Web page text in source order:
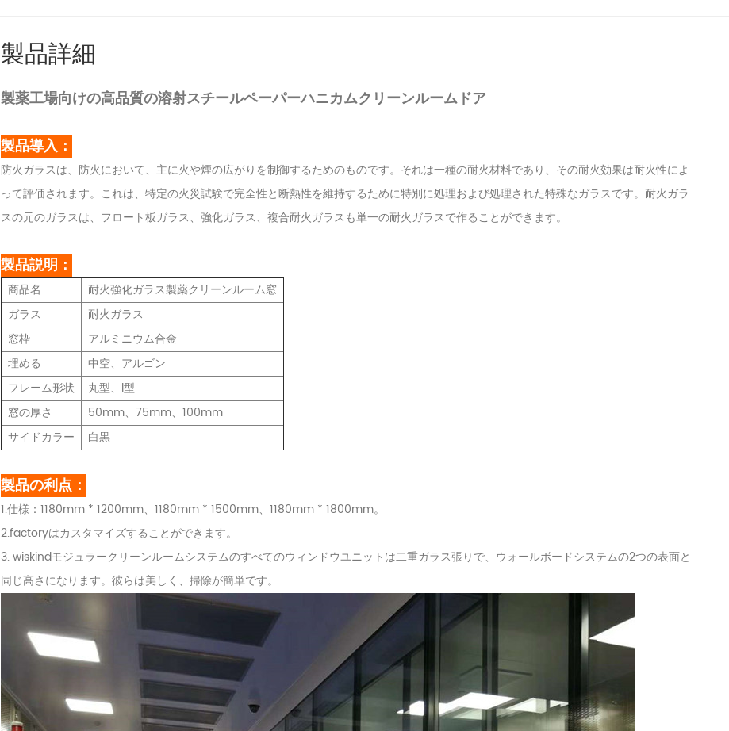
製品詳細
製薬工場向けの高品質の溶射スチールペーパーハニカムクリーンルームドア
製品導入：
防火ガラスは、防火において、主に火や煙の広がりを制御するためのものです。それは一種の耐火材料であり、その耐火効果は耐火性によ
って評価されます。これは、特定の火災試験で完全性と断熱性を維持するために特別に処理および処理された特殊なガラスです。耐火ガラ
スの元のガラスは、フロート板ガラス、強化ガラス、複合耐火ガラスも単一の耐火ガラスで作ることができます。
製品説明：
商品名
耐火強化ガラス製薬クリーンルーム窓
ガラス
耐火ガラス
窓枠
アルミニウム合金
埋める
中空、アルゴン
フレーム形状
丸型、l型
窓の厚さ
50mm、75mm、100mm
サイドカラー
白黒
製品の利点：
1.仕様：1180mm * 1200mm、1180mm * 1500mm、1180mm * 1800mm。
2.factoryはカスタマイズすることができます。
3. wiskindモジュラークリーンルームシステムのすべてのウィンドウユニットは二重ガラス張りで、ウォールボードシステムの2つの表面と
同じ高さになります。彼らは美しく、掃除が簡単です。